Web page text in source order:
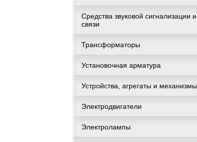
Средства звуковой сигнализации и
связи
Трансформаторы
Установочная арматура
Устройства, агрегаты и механизмы
Электродвигатели
Электролампы